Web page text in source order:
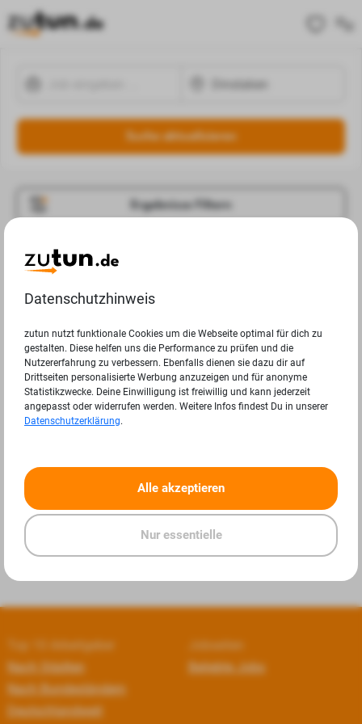
Suche aktualisieren
Ergebnisse Filtern
Jobangebote
Ergebnisse.
« »
Top 10 Arbeitgeber
Nach Städten
Nach Bundesländern
Deutschlandweit
Jobseiten
Beliebte Jobs
Datenschutzhinweis
zutun nutzt funktionale Cookies um die Webseite optimal für dich zu
gestalten. Diese helfen uns die Performance zu prüfen und die
Nutzererfahrung zu verbessern. Ebenfalls dienen sie dazu dir auf
Drittseiten personalisierte Werbung anzuzeigen und für anonyme
Statistikzwecke. Deine Einwilligung ist freiwillig und kann jederzeit
angepasst oder widerrufen werden. Weitere Infos findest Du in unserer
Datenschutzerklärung.
Alle akzeptieren
Nur essentielle